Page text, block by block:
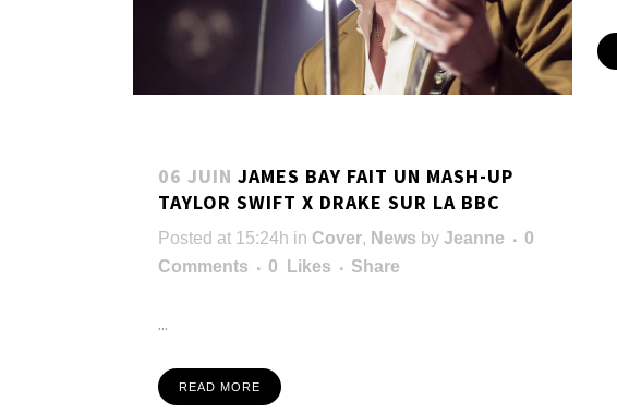
06 JUIN JAMES BAY FAIT UN MASH-UP
TAYLOR SWIFT X DRAKE SUR LA BBC
Posted at 15:24h in Cover, News by Jeanne
0
Comments
0 Likes Share
...
READ MORE